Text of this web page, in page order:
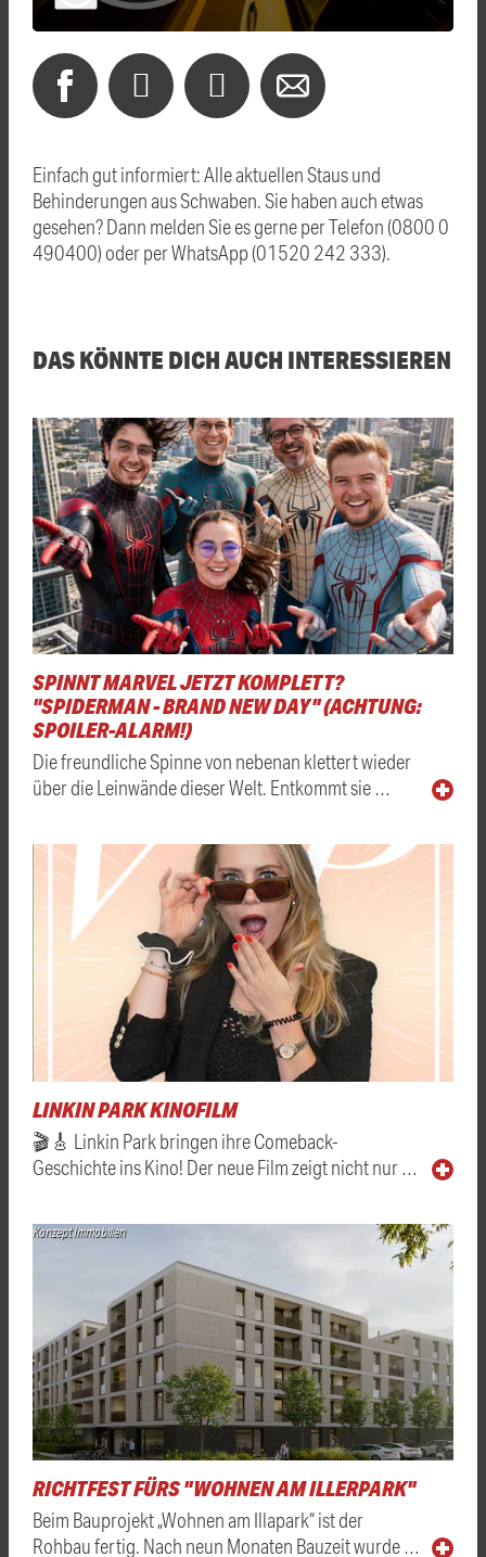
Einfach gut informiert: Alle aktuellen Staus und
Behinderungen aus Schwaben. Sie haben auch etwas
gesehen? Dann melden Sie es gerne per Telefon (0800 0
490400) oder per WhatsApp (01520 242 333).
DAS KÖNNTE DICH AUCH INTERESSIEREN
SPINNT MARVEL JETZT KOMPLETT?
"SPIDERMAN - BRAND NEW DAY" (ACHTUNG:
SPOILER-ALARM!)
Die freundliche Spinne von nebenan klettert wieder
über die Leinwände dieser Welt. Entkommt sie …
LINKIN PARK KINOFILM
🎬🎸 Linkin Park bringen ihre Comeback-
Geschichte ins Kino! Der neue Film zeigt nicht nur …
Konzept Immobilien
RICHTFEST FÜRS "WOHNEN AM ILLERPARK"
Beim Bauprojekt „Wohnen am Illapark“ ist der
Rohbau fertig. Nach neun Monaten Bauzeit wurde …